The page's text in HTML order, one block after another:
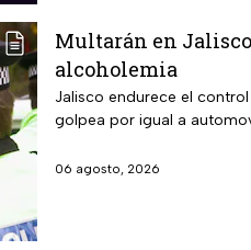
Multarán en Jalisco
alcoholemia
Jalisco endurece el
golpea por igual a
06 agosto, 2026